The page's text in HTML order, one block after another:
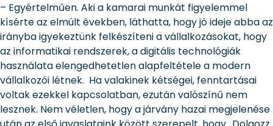
– Egyértelműen. Aki a kamarai munkát figyelemmel
kísérte az elmúlt években, láthatta, hogy jó ideje abba az
irányba igyekeztünk felkészíteni a vállalkozásokat, hogy
az informatikai rendszerek, a digitális technológiák
használata elengedhetetlen alapfeltétele a modern
vállalkozói létnek. Ha valakinek kétségei, fenntartásai
voltak ezekkel kapcsolatban, ezután valószínű nem
lesznek. Nem véletlen, hogy a járvány hazai megjelenése